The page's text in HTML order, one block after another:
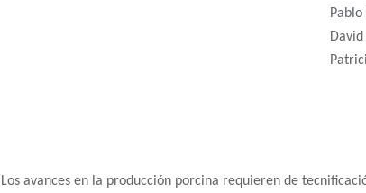
Los avances en la producción porcina requieren de